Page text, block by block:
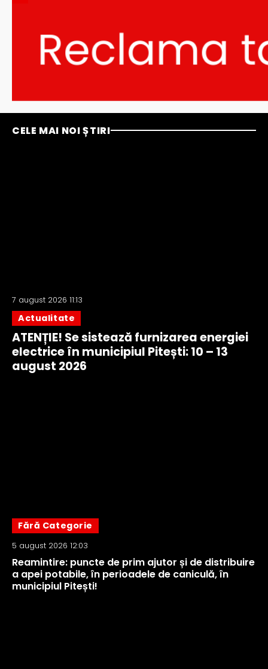
CELE MAI NOI ȘTIRI
7 august 2026 11:13
Actualitate
ATENȚIE! Se sistează furnizarea energiei
electrice în municipiul Pitești: 10 – 13
august 2026
Fără Categorie
5 august 2026 12:03
Reamintire: puncte de prim ajutor și de distribuire
a apei potabile, în perioadele de caniculă, în
municipiul Pitești!